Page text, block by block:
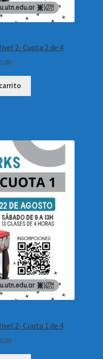
2- Cuota 2 de 4
2- Cuota 1 de 4